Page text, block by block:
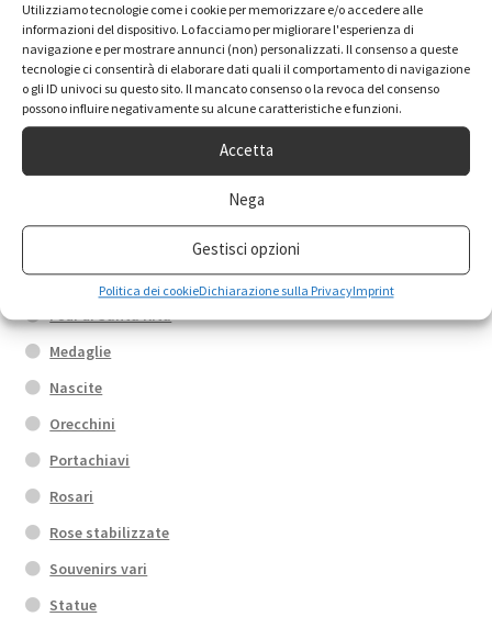
Utilizziamo tecnologie come i cookie per memorizzare e/o accedere alle
informazioni del dispositivo. Lo facciamo per migliorare l'esperienza di
navigazione e per mostrare annunci (non) personalizzati. Il consenso a queste
tecnologie ci consentirà di elaborare dati quali il comportamento di navigazione
o gli ID univoci su questo sito. Il mancato consenso o la revoca del consenso
possono influire negativamente su alcune caratteristiche e funzioni.
Accetta
Nega
Gestisci opzioni
Politica dei cookieDichiarazione sulla PrivacyImprint
Categorie prodotto
Anelli
Box promo
Croci
Fedi di Santa Rita
Medaglie
Nascite
Orecchini
Portachiavi
Rosari
Rose stabilizzate
Souvenirs vari
Statue